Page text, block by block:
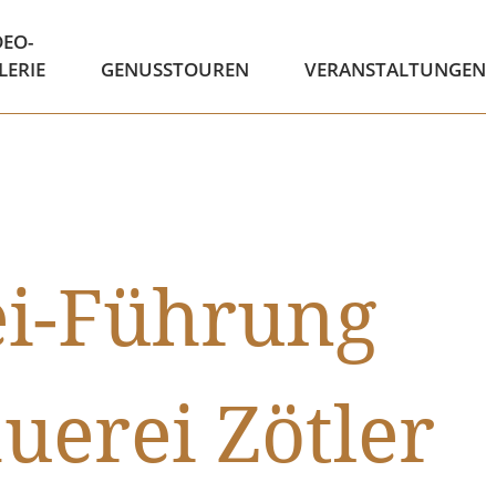
GENUSSTOUREN VERANSTALTUNGEN
Führung
Zötler